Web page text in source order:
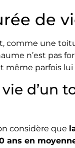
de
comme une
n’est pas
même parfois
d’un
considère que
ans en